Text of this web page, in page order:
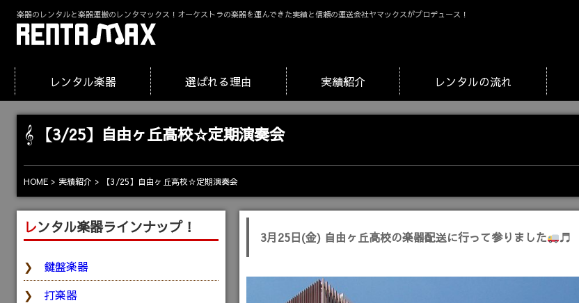
楽器のレンタルと楽器運搬のレンタマックス！オーケストラの楽器を運んできた実績と信頼の運送会社ヤマックスがプロデュース！
レンタル楽器 選ばれる理由 実績紹介 レンタルの流れ
【3/25】自由ヶ丘高校☆定期演奏会
HOME 実績紹介 【3/25】自由ヶ丘高校☆定期演奏会
3月25日(金) 自由ヶ丘高校の楽器配送に行って参りました ♬
レンタル楽器ラインナップ！
鍵盤楽器
打楽器